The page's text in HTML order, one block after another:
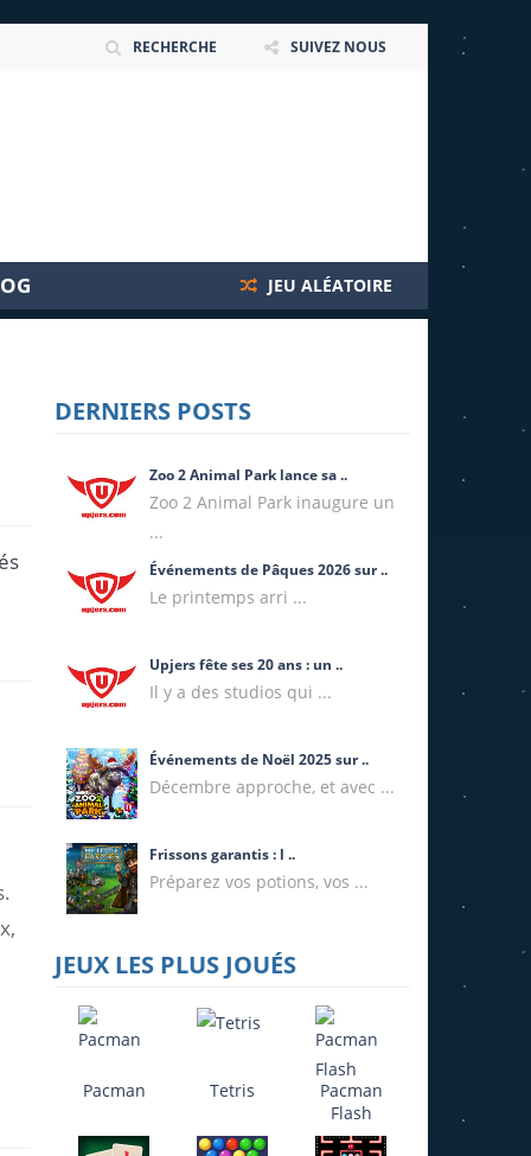
RECHERCHE SUIVEZ NOUS
JEU ALÉATOIRE
DERNIERS POSTS
Zoo 2 Animal Park lance sa ..
Zoo 2 Animal Park inaugure un
...
Événements de Pâques 2026 sur ..
Le printemps arri ...
Upjers fête ses 20 ans : un ..
Il y a des studios qui ...
Événements de Noël 2025 sur ..
Décembre approche, et avec ...
Frissons garantis : l ..
Préparez vos potions, vos ...
JEUX LES PLUS JOUÉS
Pacman Tetris
Pacman
Flash